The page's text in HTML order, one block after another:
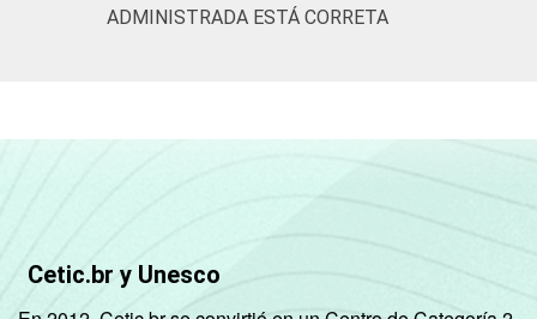
ADMINISTRADA ESTÁ CORRETA
Cetic.br y Unesco